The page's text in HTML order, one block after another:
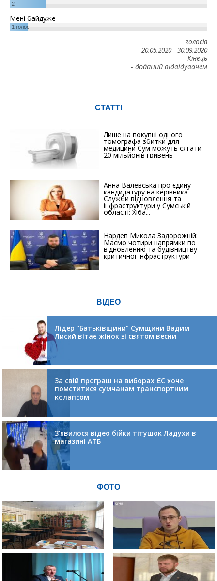
2
Мені байдуже
1 голос
голосів
20.05.2020- 30.09.2020
Кінець
- доданий відвідувачем
СТАТТІ
Лише на покупці одного
томографа збитки для
медицини Сум можуть сягати
20 мільйонів гривень
Анна Валевська про єдину
кандидатуру на керівника
Служби відновлення та
інфраструктури у Сумській
області: Хіба...
Нардеп Микола Задорожній:
Маємо чотири напрямки по
відновленню та будівництву
критичної інфраструктури
ВІДЕО
Лідер “Батьківщини” Сумщини Вадим
Лисий вітає жінок зі святом весни
За свій програш на виборах ЄС хоче
помститися сумчанам транспортним
колапсом
З’явилося відео бійки тітушок Ладухи в
магазині АТБ
ФОТО